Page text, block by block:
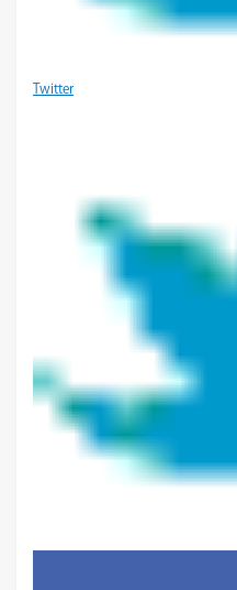
Twitter